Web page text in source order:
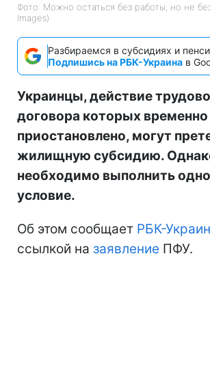
Фото: Можно остаться без работы, но не
Images)
Разбираемся в субсидиях и
Подпишись на РБК-Украина в
Украинцы, действие
договора которых временно
приостановлено, могут
жилищную субсидию.
необходимо выполнить
условие.
Об этом сообщает РБК-
ссылкой на заявление ПФУ.